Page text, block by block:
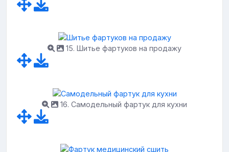
15. Шитье фартуков на продажу
16. Самодельный фартук для кухни